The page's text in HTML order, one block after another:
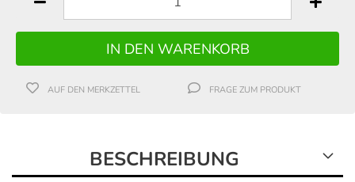
AUF DEN MERKZETTEL FRAGE ZUM PRODUKT
BESCHREIBUNG